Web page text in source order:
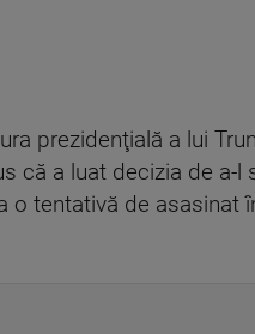
prezidenţială a lui
că a luat decizia de a-l
o tentativă de asasinat